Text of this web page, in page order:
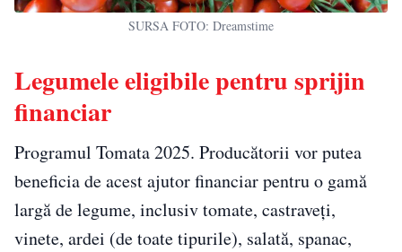
SURSA FOTO: Dreamstime
Legumele eligibile pentru sprijin
financiar
Programul Tomata 2025. Producătorii vor putea
beneficia de acest ajutor financiar pentru o gamă
largă de legume, inclusiv tomate, castraveți,
vinete, ardei (de toate tipurile), salată, spanac,